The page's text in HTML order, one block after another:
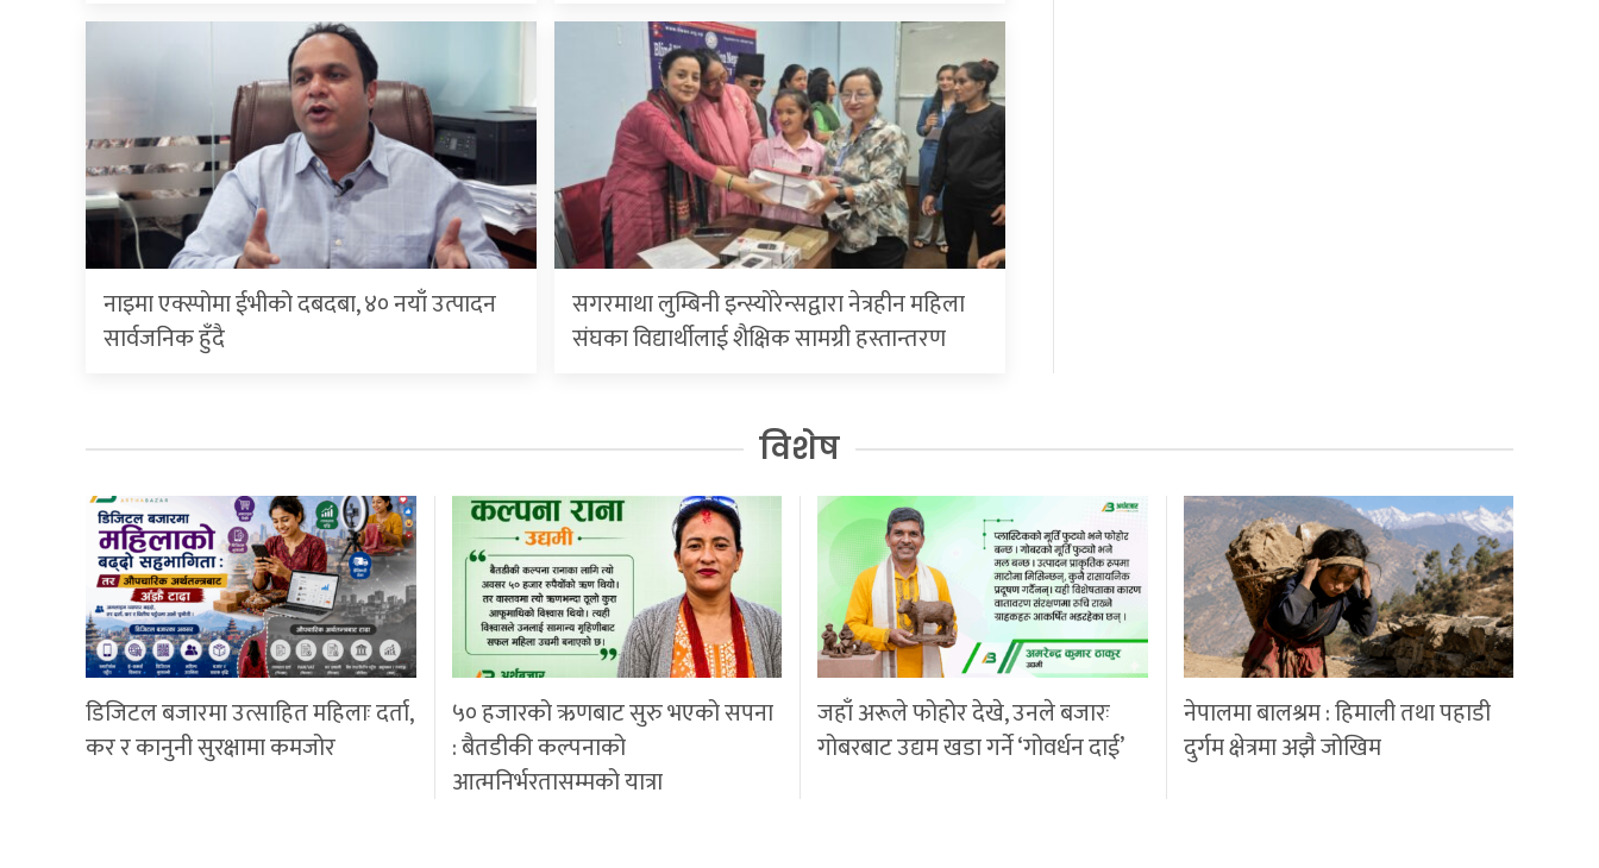
नाइमा एक्स्पोमा ईभीको दबदबा, ४० नयाँ उत्पादन
सार्वजनिक हुँदै
सगरमाथा लुम्बिनी इन्स्योरेन्सद्वारा नेत्रहीन महिला
संघका विद्यार्थीलाई शैक्षिक सामग्री हस्तान्तरण
विशेष
डिजिटल बजारमा उत्साहित महिलाः दर्ता,
कर र कानुनी सुरक्षामा कमजोर
५० हजारको ऋणबाट सुरु भएको सपना
: बैतडीकी कल्पनाको
आत्मनिर्भरतासम्मको यात्रा
जहाँ अरूले फोहोर देखे, उनले बजारः
गोबरबाट उद्यम खडा गर्ने ‘गोवर्धन दाई’
नेपालमा बालश्रम : हिमाली तथा पहाडी
दुर्गम क्षेत्रमा अझै जोखिम